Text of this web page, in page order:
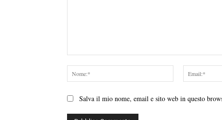
Nome:*
Salva il mio nome, email e sito web in questo